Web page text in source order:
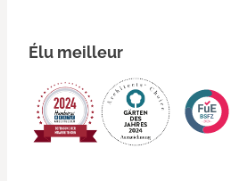
Élu meilleur